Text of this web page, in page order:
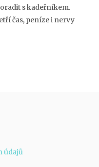
s kadeřníkem.
čas, peníze i nervy
údajů